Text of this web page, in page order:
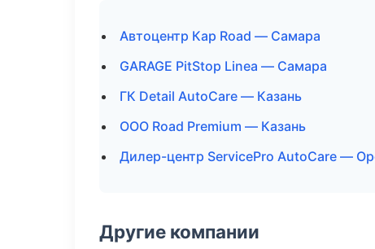
Автоцентр Кар Road — Самара
GARAGE PitStop Linea — Самара
ГК Detail AutoCare — Казань
ООО Road Premium — Казань
Дилер-центр ServicePro AutoCare —
Другие компании